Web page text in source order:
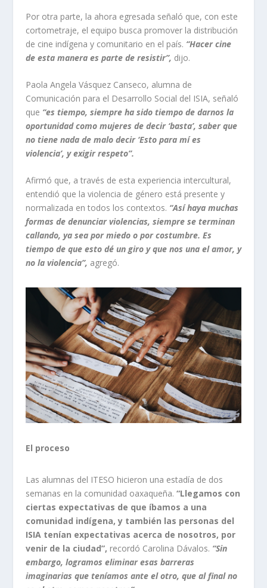
Por otra parte, la ahora egresada señaló que, con este
cortometraje, el equipo busca promover la distribución
de cine indígena y comunitario en el país. “Hacer cine
de esta manera es parte de resistir”, dijo.
Paola Angela Vásquez Canseco, alumna de
Comunicación para el Desarrollo Social del ISIA, señaló
que “es tiempo, siempre ha sido tiempo de darnos la
oportunidad como mujeres de decir ‘basta’, saber que
no tiene nada de malo decir ‘Esto para mí es
violencia’, y exigir respeto”.
Afirmó que, a través de esta experiencia intercultural,
entendió que la violencia de género está presente y
normalizada en todos los contextos. “Así haya muchas
formas de denunciar violencias, siempre se terminan
callando, ya sea por miedo o por costumbre. Es
tiempo de que esto dé un giro y que nos una el amor, y
no la violencia”, agregó.
El proceso
Las alumnas del ITESO hicieron una estadía de dos
semanas en la comunidad oaxaqueña. “Llegamos con
ciertas expectativas de que íbamos a una
comunidad indígena, y también las personas del
ISIA tenían expectativas acerca de nosotros, por
venir de la ciudad”, recordó Carolina Dávalos. “Sin
embargo, logramos eliminar esas barreras
imaginarias que teníamos ante el otro, que al final no